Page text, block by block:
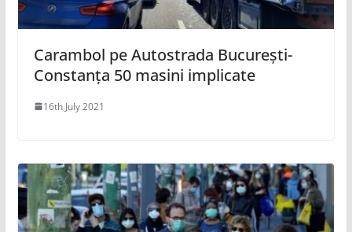
Carambol pe Autostrada București-
Constanța 50 masini implicate
16th July 2021